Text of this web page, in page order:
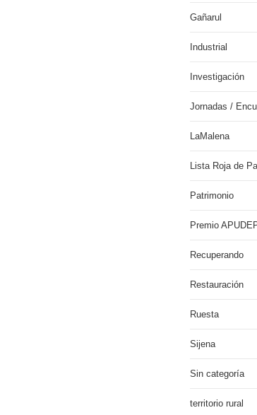
Gañarul
Industrial
Investigación
Jornadas /
LaMalena
Lista Roja de
Patrimonio
Premio
Recuperando
Restauración
Ruesta
Sijena
Sin categoría
territorio rural